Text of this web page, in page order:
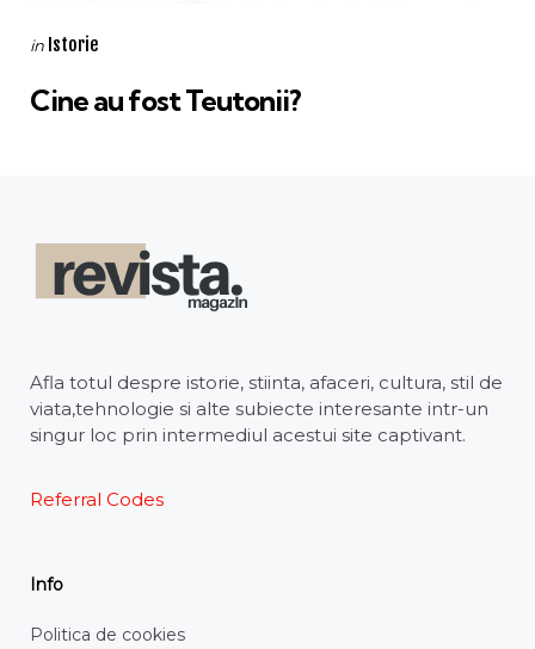
Categories
Posted
in Istorie
Cine au fost Teutonii?
Afla totul despre istorie, stiinta, afaceri, cultura, stil de
viata,tehnologie si alte subiecte interesante intr-un
singur loc prin intermediul acestui site captivant.
Referral Codes
Info
Politica de cookies